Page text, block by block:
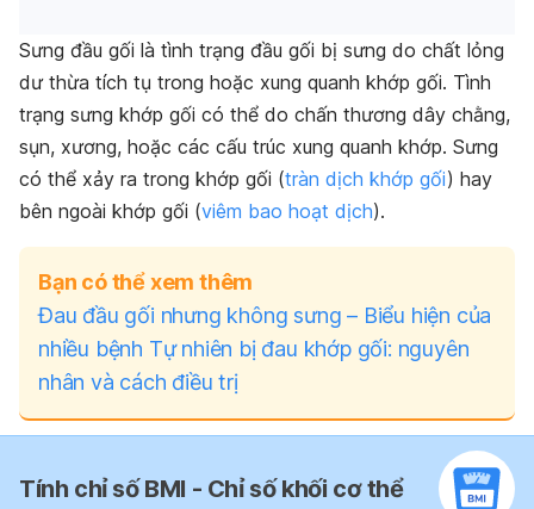
Sưng đầu gối là tình trạng đầu gối bị sưng do chất lỏng
dư thừa tích tụ trong hoặc xung quanh khớp gối. Tình
trạng sưng khớp gối có thể do chấn thương dây chằng,
sụn, xương, hoặc các cấu trúc xung quanh khớp. Sưng
có thể xảy ra trong khớp gối (tràn dịch khớp gối) hay
bên ngoài khớp gối (viêm bao hoạt dịch).
Bạn có thể xem thêm
Đau đầu gối nhưng không sưng – Biểu hiện của
nhiều bệnh Tự nhiên bị đau khớp gối: nguyên
nhân và cách điều trị
Tính chỉ số BMI - Chỉ số khối cơ thể